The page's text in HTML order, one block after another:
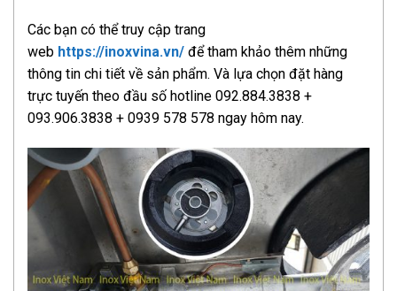
Các bạn có thể truy cập trang
web https://inoxvina.vn/ để tham khảo thêm những
thông tin chi tiết về sản phẩm. Và lựa chọn đặt hàng
trực tuyến theo đầu số hotline 092.884.3838 +
093.906.3838 + 0939 578 578 ngay hôm nay.